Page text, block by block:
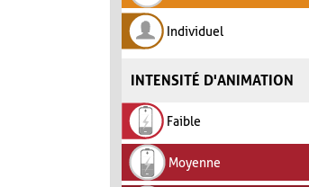
Individuel
INTENSITÉ D'ANIMATION
Faible
Moyenne